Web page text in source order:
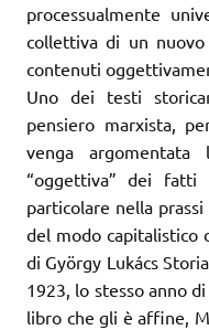
processualmente
collettiva di un
contenuti
Uno dei testi
pensiero marxista,
venga argomentata
“oggettiva” dei fatti
particolare nella
del modo capitalistico
di György Lukács
1923, lo stesso anno
libro che gli è affine,